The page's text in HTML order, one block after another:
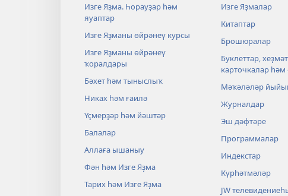
Изге Яҙма. Һорауҙар һәм
яуаптар
Изге Яҙманы өйрәнеү курсы
Изге Яҙманы өйрәнеү
ҡоралдары
Бәхет һәм тыныслыҡ
Никах һәм ғаилә
Үҫмерҙәр һәм йәштәр
Балалар
Аллаға ышаныу
Фән һәм Изге Яҙма
Тарих һәм Изге Яҙма
Изге Яҙмалар
Китаптар
Брошюралар
Буклеттар,
карточкалар
Мәҡәләләр
Журналдар
Эш дәфтәре
Программалар
Индекстар
Күрһәтмәләр
JW